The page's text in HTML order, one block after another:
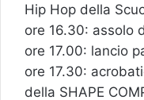
Hip Hop della
ore 16.30: assolo
ore 17.00: lancio
ore 17.30:
della SHAPE